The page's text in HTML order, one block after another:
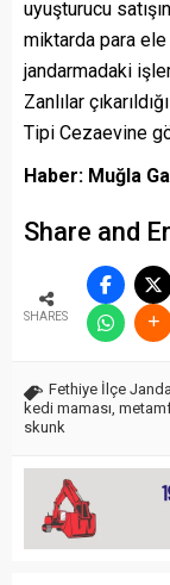
uyuşturucu
miktarda para ele
jandarmadaki
Zanlılar
Tipi Cezaevine
Haber: Muğla
Share and
SHARES
Fethiye İlçe
kedi maması
skunk